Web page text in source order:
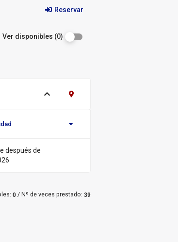
Reservar
Ver disponibles (0)
Ver ejemplaresContacto Biblioteca Regional
después de
0 / Nº de veces prestado: 39